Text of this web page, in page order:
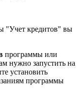
"Учет кредитов" вы
программы или
нужно запустить на
установить
программы